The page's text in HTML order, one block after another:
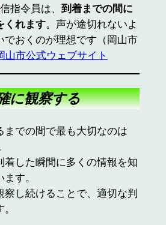
指令員は、 到着までの間に
くれます。声が途切れないよ
でおくのが理想です（岡山市
山市公式ウェブサイト
に観察する
までの間で最も大切なのは
着した瞬間に多くの情報を知
す。
察し続けることで、適切な判